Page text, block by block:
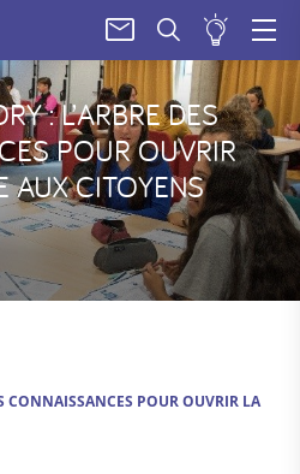
UN
: L’ARBRE DES
POUR OUVRIR
AUX CITOYENS
CONNAISSANCES POUR OUVRIR LA